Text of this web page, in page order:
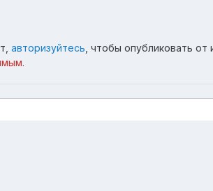
авторизуйтесь , чтобы опубликовать от